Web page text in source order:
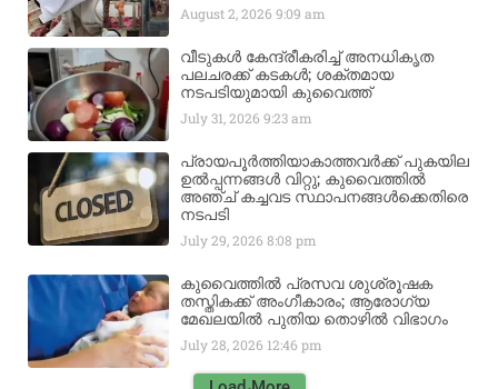
August 2, 20269:09 am
വീടുകൾ കേന്ദ്രീകരിച്ച് അനധികൃത
പലചരക്ക് കടകൾ; ശക്തമായ
നടപടിയുമായി കുവൈത്ത്
July 31, 20269:23 am
പ്രായപൂർത്തിയാകാത്തവർക്ക് പുകയില
ഉൽപ്പന്നങ്ങൾ വിറ്റു; കുവൈത്തിൽ
അഞ്ച് കച്ചവട സ്ഥാപനങ്ങൾക്കെതിരെ
നടപടി
July 29, 20268:08 pm
കുവൈത്തിൽ പ്രസവ ശുശ്രൂഷക
തസ്തികക്ക് അംഗീകാരം; ആരോഗ്യ
മേഖലയിൽ പുതിയ തൊഴിൽ വിഭാഗം
July 28, 2026 12:46 pm